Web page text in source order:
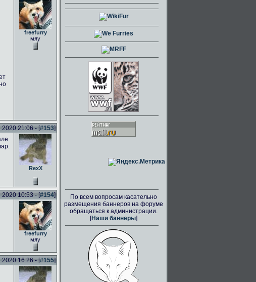
freefurry
мяу
2020 21:06 - [#153]
RexX
2020 10:53 - [#154]
freefurry
мяу
2020 16:26 - [#155]
По всем вопросам касательно
размещения баннеров на форуме
обращаться к администрации.
[Наши баннеры]